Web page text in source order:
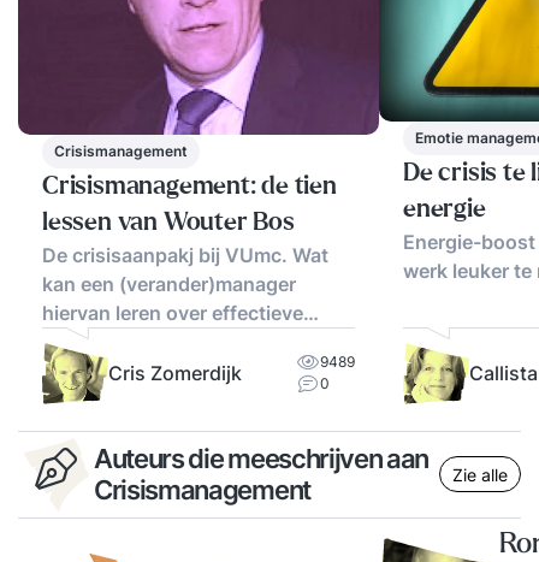
Crisismanagement
Crisismanagement: de tien
lessen van Wouter Bos
De crisisaanpakj bij VUmc. Wat
kan een (verander)manager
hiervan leren over effectieve
communicatie?
Cris Zomerdijk
9489
0
Emotie
De crisis te
energie
Energie-
werk leuker te
Auteurs die meeschrijven aan
Crisismanagement
Zie alle